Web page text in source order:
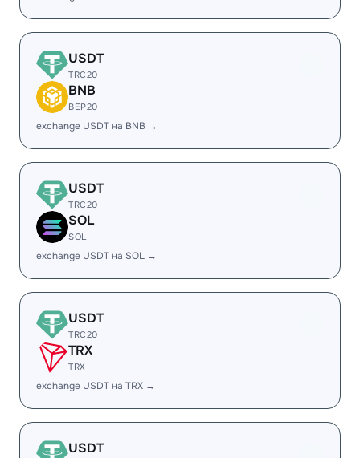
USDT
TRC20
BNB
BEP20
exchange USDT на BNB →
USDT
TRC20
SOL
SOL
exchange USDT на SOL →
USDT
TRC20
TRX
TRX
exchange USDT на TRX →
USDT